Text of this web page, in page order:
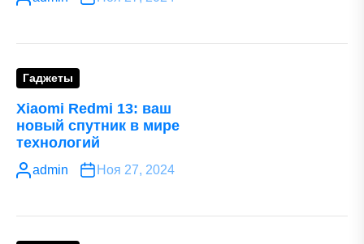
Гаджеты
Xiaomi Redmi 13: ваш
новый спутник в мире
технологий
admin Ноя 27, 2024